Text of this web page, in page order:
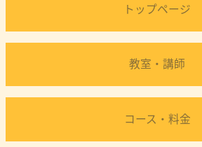
トップページ
教室・講師
コース・料金